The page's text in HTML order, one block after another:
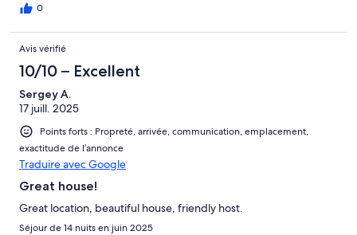
0
Avis vérifié
10/10 – Excellent
Sergey A.
17 juill. 2025
Points forts : Propreté, arrivée, communication, emplacement,
exactitude de l’annonce
Traduire avec Google
Great house!
Great location, beautiful house, friendly host.
Séjour de 14 nuits en juin 2025